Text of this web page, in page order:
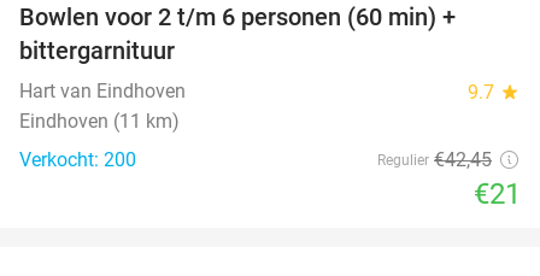
Bowlen voor 2 t/m 6 personen (60 min) +
bittergarnituur
Hart van Eindhoven 9.7 star
Eindhoven (11 km)
Verkocht: 200
Regulier €42,45
€21